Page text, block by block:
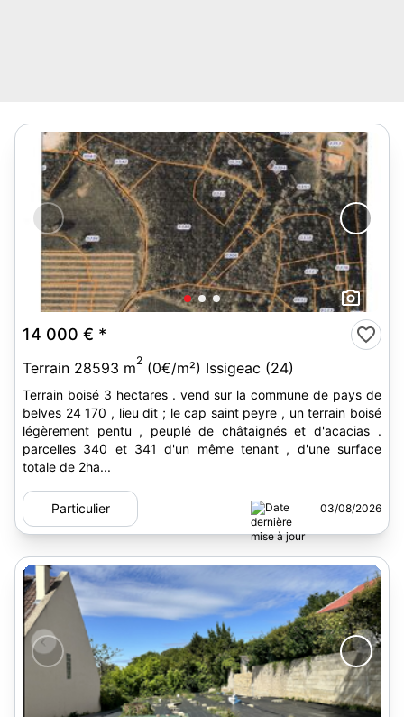
14 000 € *
Terrain 28593 m2 (0€/m²) Issigeac (24)
Terrain boisé 3 hectares . vend sur la commune de pays de
belves 24 170 , lieu dit ; le cap saint peyre , un terrain boisé
légèrement pentu , peuplé de châtaignés et d'acacias .
parcelles 340 et 341 d'un même tenant , d'une surface
totale de 2ha...
Particulier 03/08/2026